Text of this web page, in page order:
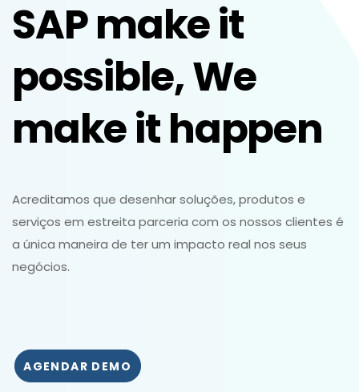
SAP make it
possible, We
make it happen
Acreditamos que desenhar soluções, produtos e
serviços em estreita parceria com os nossos clientes é
a única maneira de ter um impacto real nos seus
negócios.
AGENDAR DEMO